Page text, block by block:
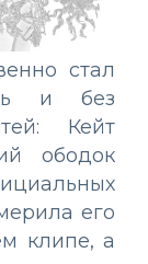
стал
и без
Кейт
ободок
его
клипе, а